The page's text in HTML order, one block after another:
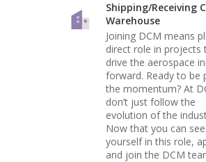
Shipping/Receiving
Warehouse
Joining DCM means
direct role in projects
drive the aerospace
forward. Ready to be
the momentum? At
don’t just follow the
evolution of the
Now that you can see
yourself in this role,
and join the DCM